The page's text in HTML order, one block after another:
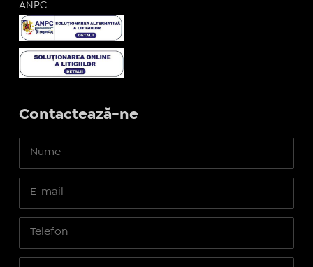
ANPC
Contactează-ne